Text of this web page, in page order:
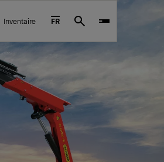
Inventaire FR Search